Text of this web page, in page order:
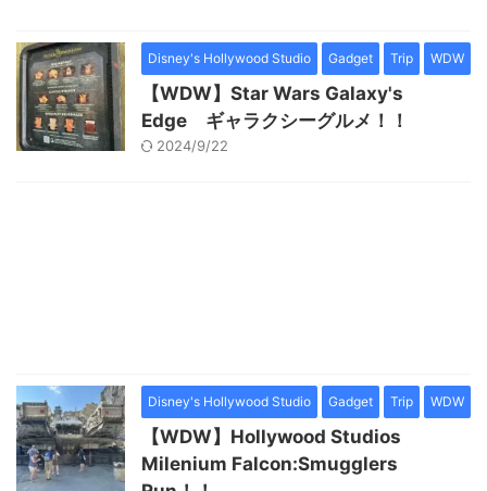
Disney's Hollywood Studio Gadget Trip WDW
【WDW】Star Wars Galaxy's
Edge ギャラクシーグルメ！！
2024/9/22
Disney's Hollywood Studio Gadget Trip WDW
【WDW】Hollywood Studios
Milenium Falcon:Smugglers